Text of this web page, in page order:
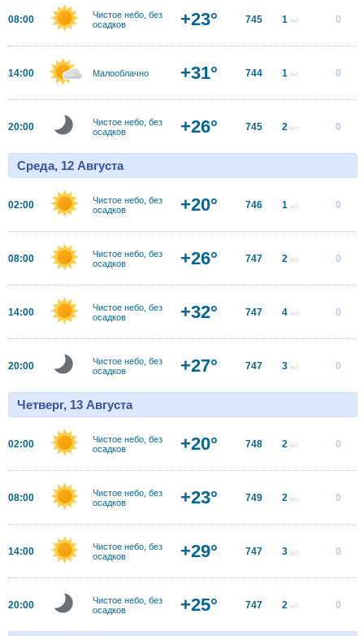
08:00
Чистое небо, без
осадков
+23° 745 1 м/с 0
14:00 Малооблачно +31° 744 1 м/с 0
20:00
Чистое небо, без
осадков
+26° 745 2 м/с 0
Среда, 12 Августа
02:00
Чистое небо, без
осадков
+20° 746 1 м/с 0
08:00
Чистое небо, без
осадков
+26° 747 2 м/с 0
14:00
Чистое небо, без
осадков
+32° 747 4 м/с 0
20:00
Чистое небо, без
осадков
+27° 747 3 м/с 0
Четверг, 13 Августа
02:00
Чистое небо, без
осадков
+20° 748 2 м/с 0
08:00
Чистое небо, без
осадков
+23° 749 2 м/с 0
14:00
Чистое небо, без
осадков
+29° 747 3 м/с 0
20:00
Чистое небо, без
осадков
+25° 747 2 м/с 0